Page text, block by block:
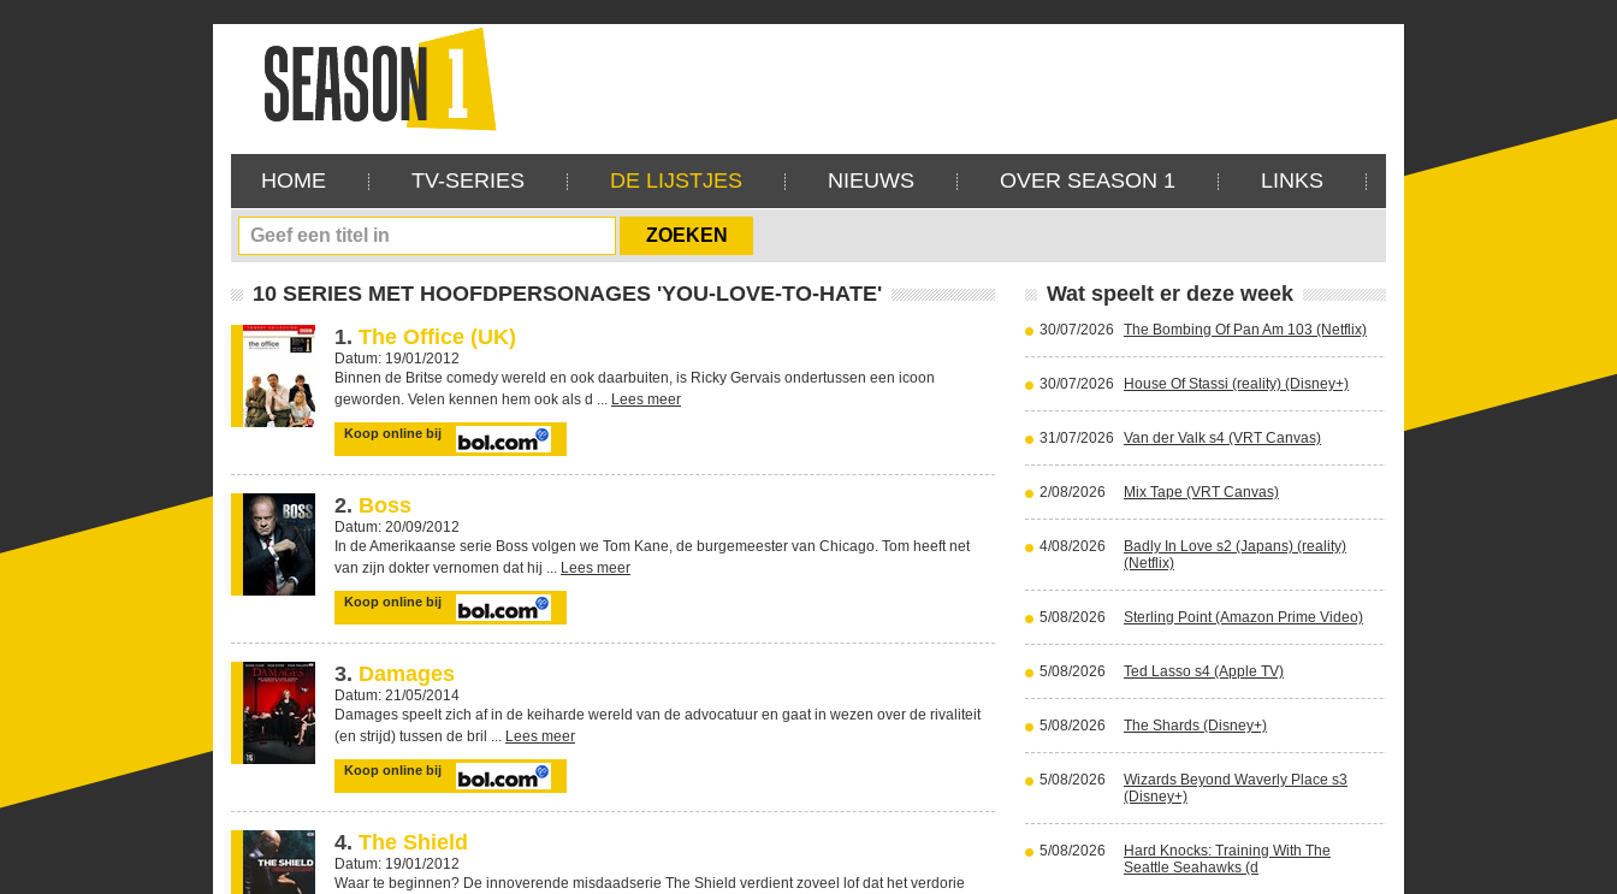
HOME TV-SERIES DE LIJSTJES NIEUWS OVER SEASON 1 LINKS
10 SERIES MET HOOFDPERSONAGES 'YOU-LOVE-TO-HATE'
1. The Office (UK)
Datum: 19/01/2012
Binnen de Britse comedy wereld en ook daarbuiten, is Ricky Gervais ondertussen een icoon
geworden. Velen kennen hem ook als d ... Lees meer
Koop online bij
2. Boss
Datum: 20/09/2012
In de Amerikaanse serie Boss volgen we Tom Kane, de burgemeester van Chicago. Tom heeft net
van zijn dokter vernomen dat hij ... Lees meer
Koop online bij
3. Damages
Datum: 21/05/2014
Damages speelt zich af in de keiharde wereld van de advocatuur en gaat in wezen over de rivaliteit
(en strijd) tussen de bril ... Lees meer
Koop online bij
4. The Shield
Datum: 19/01/2012
Waar te beginnen? De innoverende misdaadserie The Shield verdient zoveel lof dat het verdorie
Wat speelt er deze week
30/07/2026 The Bombing Of Pan Am 103 (Netflix)
30/07/2026 House Of Stassi (reality) (Disney+)
31/07/2026 Van der Valk s4 (VRT Canvas)
2/08/2026 Mix Tape (VRT Canvas)
4/08/2026
Badly In Love s2 (Japans) (reality)
(Netflix)
5/08/2026 Sterling Point (Amazon Prime Video)
5/08/2026 Ted Lasso s4 (Apple TV)
5/08/2026 The Shards (Disney+)
5/08/2026
Wizards Beyond Waverly Place s3
(Disney+)
5/08/2026
Hard Knocks: Training With The
Seattle Seahawks (d